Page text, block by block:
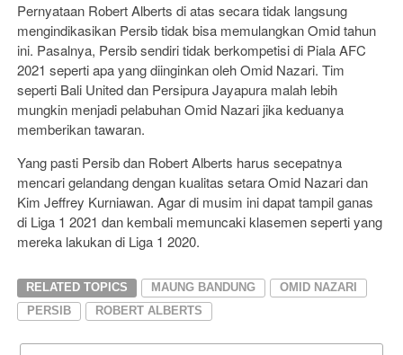
Pernyataan Robert Alberts di atas secara tidak langsung
mengindikasikan Persib tidak bisa memulangkan Omid tahun
ini. Pasalnya, Persib sendiri tidak berkompetisi di Piala AFC
2021 seperti apa yang diinginkan oleh Omid Nazari. Tim
seperti Bali United dan Persipura Jayapura malah lebih
mungkin menjadi pelabuhan Omid Nazari jika keduanya
memberikan tawaran.
Yang pasti Persib dan Robert Alberts harus secepatnya
mencari gelandang dengan kualitas setara Omid Nazari dan
Kim Jeffrey Kurniawan. Agar di musim ini dapat tampil ganas
di Liga 1 2021 dan kembali memuncaki klasemen seperti yang
mereka lakukan di Liga 1 2020.
RELATED TOPICS MAUNG BANDUNG
OMID NAZARI
PERSIB
ROBERT ALBERTS